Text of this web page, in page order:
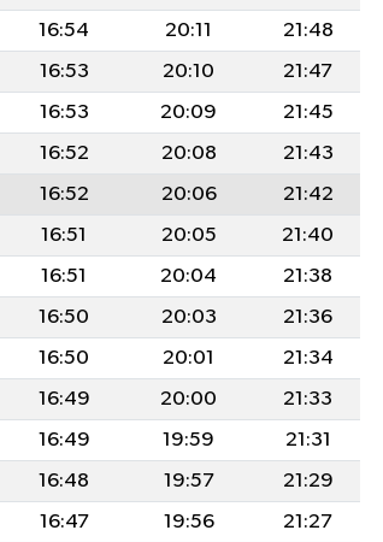
16:54 20:11
21:48
16:53 20:10
21:47
16:53 20:09
21:45
16:52 20:08
21:43
16:52 20:06
21:42
16:51 20:05
21:40
16:51 20:04
21:38
16:50 20:03
21:36
16:50 20:01
21:34
16:49 20:00
21:33
16:49 19:59
21:31
16:48 19:57
21:29
16:47 19:56
21:27